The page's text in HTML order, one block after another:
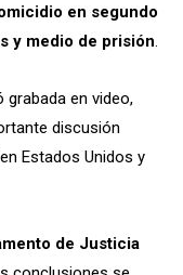
en segundo
y medio de prisión
grabada en video,
discusión
Estados Unidos y
de Justicia